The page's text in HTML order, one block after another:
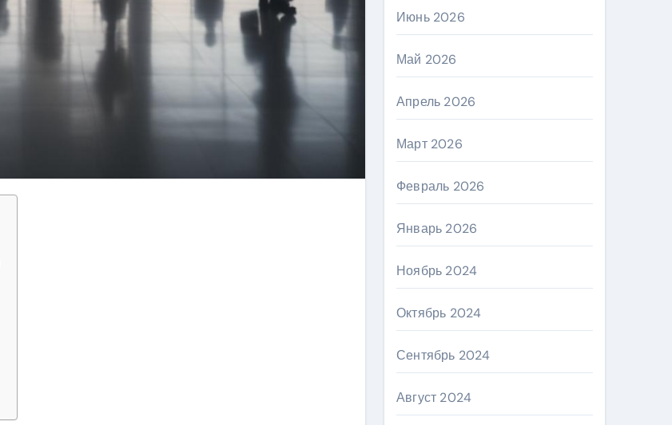
Июнь 2026
Май 2026
Апрель 2026
Март 2026
Февраль 2026
Январь 2026
Ноябрь 2024
Октябрь 2024
Сентябрь 2024
Август 2024